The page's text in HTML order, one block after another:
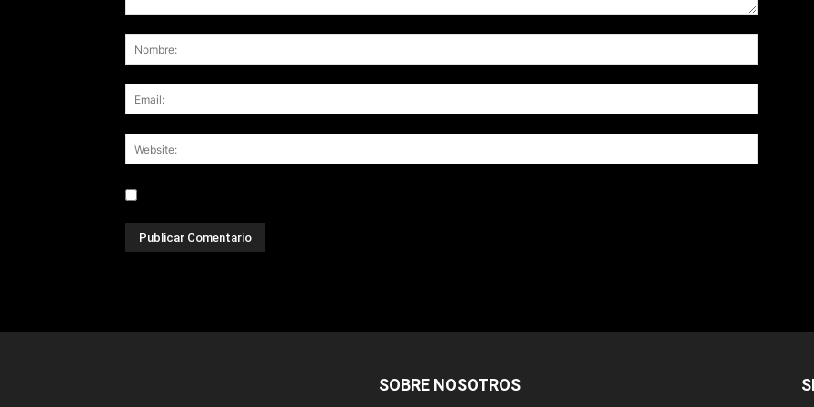
SOBRE NOSOTROS